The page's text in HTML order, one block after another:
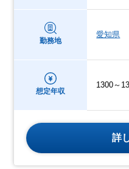
勤務地
愛知県
想定年収
1300～
詳